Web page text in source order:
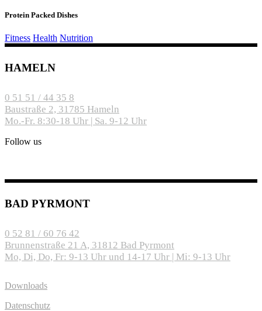
Protein Packed Dishes
Fitness Health Nutrition
HAMELN
0 51 51 / 44 35 8
Baustraße 2, 31785 Hameln
Mo.-Fr. 8:30-18 Uhr | Sa. 9-12 Uhr
Follow us
BAD PYRMONT
0 52 81 / 60 76 42
Brunnenstraße 21 A, 31812 Bad Pyrmont
Mo, Di, Do, Fr: 9-13 Uhr und 14-17 Uhr | Mi: 9-13 Uhr
Downloads
Datenschutz